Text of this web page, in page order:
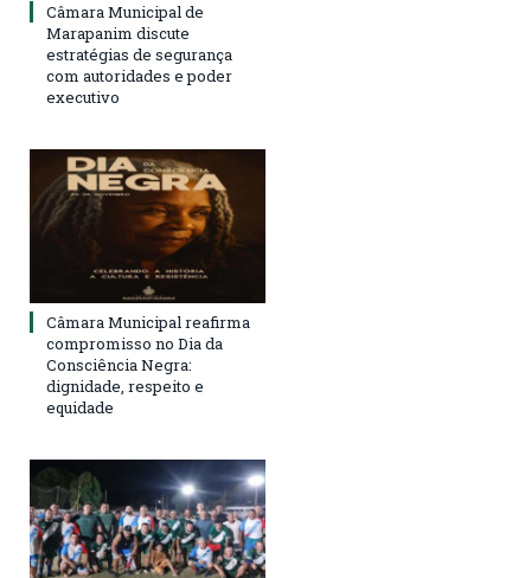
Câmara Municipal de
Marapanim discute
estratégias de segurança
com autoridades e poder
executivo
Câmara Municipal reafirma
compromisso no Dia da
Consciência Negra:
dignidade, respeito e
equidade